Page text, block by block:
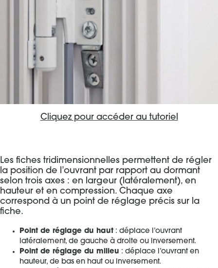
Cliquez pour accéder au tutoriel
Les fiches tridimensionnelles permettent de régler
la position de l’ouvrant par rapport au dormant
selon trois axes : en largeur (latéralement), en
hauteur et en compression. Chaque axe
correspond à un point de réglage précis sur la
fiche.
Point de réglage du haut : déplace l’ouvrant
latéralement, de gauche à droite ou inversement.
Point de réglage du milieu : déplace l’ouvrant en
hauteur, de bas en haut ou inversement.